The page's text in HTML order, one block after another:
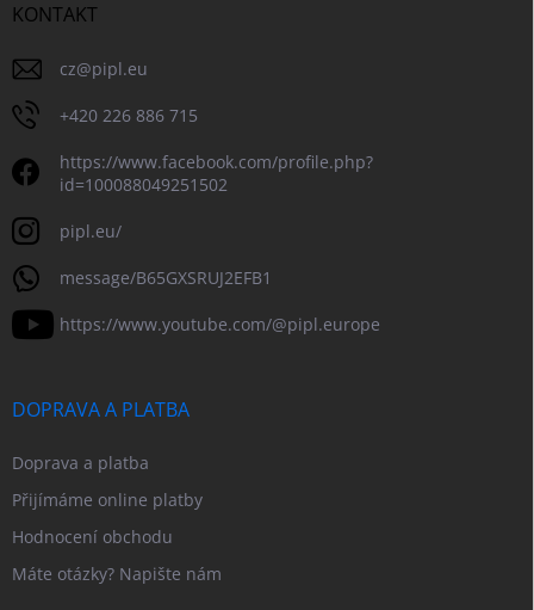
KONTAKT
cz@pipl.eu
+420 226 886 715
https://www.facebook.com/profile.php?
id=100088049251502
pipl.eu/
message/B65GXSRUJ2EFB1
https://www.youtube.com/@pipl.europe
DOPRAVA A PLATBA
Doprava a platba
Přijímáme online platby
Hodnocení obchodu
Máte otázky? Napište nám